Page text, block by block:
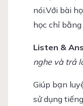
nói.Với bài
học chỉ
Listen &
nghe và trả
Giúp bạn
sử dụng